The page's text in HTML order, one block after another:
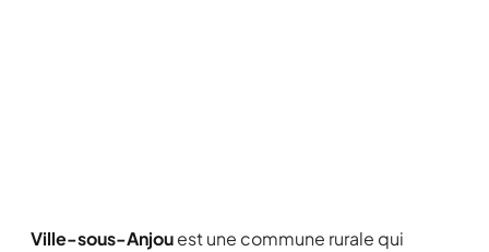
Ville-sous-Anjouest une commune rurale qui